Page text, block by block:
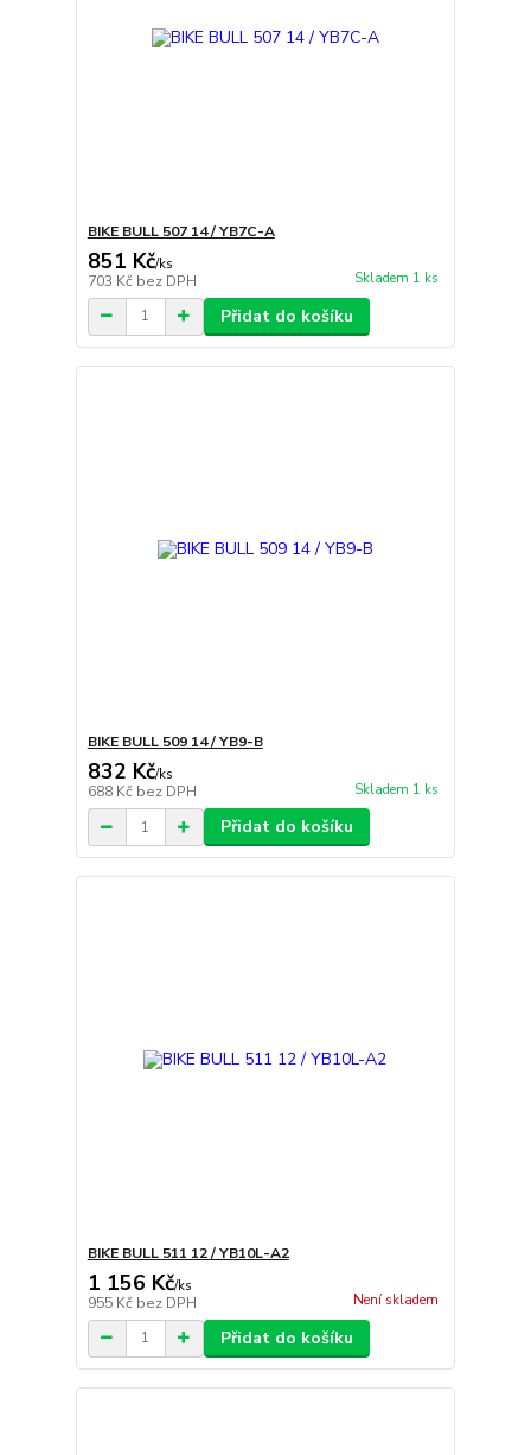
BIKE BULL 507 14 / YB7C-A
851 Kč/ks
703 Kč bez DPH Skladem 1 ks
Přidat do košíku
BIKE BULL 509 14 / YB9-B
832 Kč/ks
688 Kč bez DPH Skladem 1 ks
Přidat do košíku
BIKE BULL 511 12 / YB10L-A2
1 156 Kč/ks
955 Kč bez DPH Není skladem
Přidat do košíku